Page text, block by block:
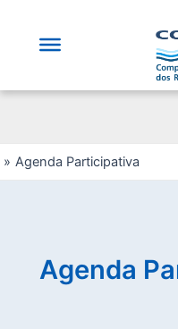
Agenda Participativa
Agenda